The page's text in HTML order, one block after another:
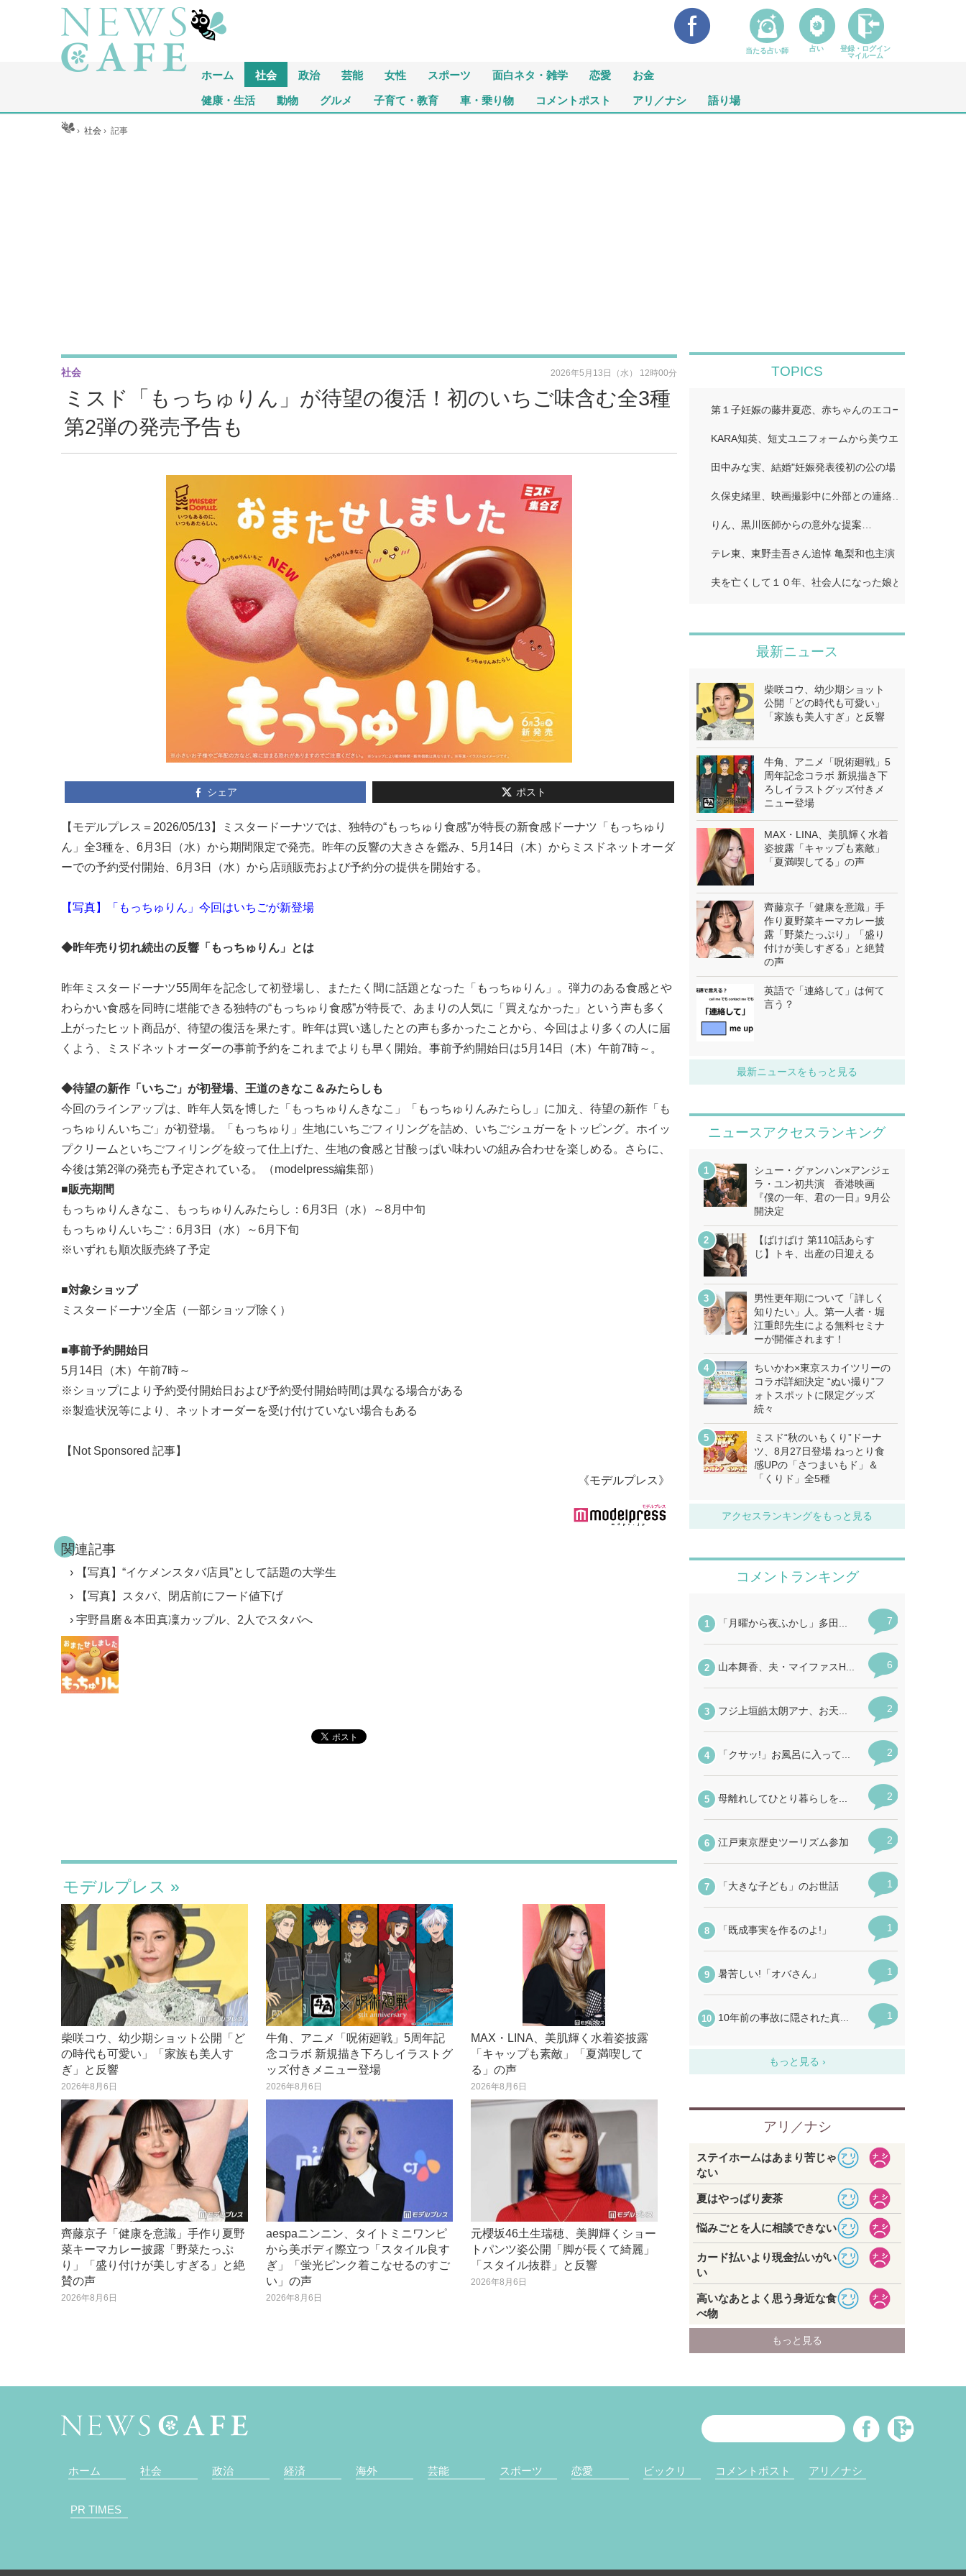
ホーム 社会 政治 芸能 女性 スポーツ 面白ネタ・雑学 恋愛 お金
健康・生活 動物 グルメ 子育て・教育 車・乗り物 コメントポスト アリ／ナシ 語り場
ホーム ›社会 ›記事
ミスド「もっちゅりん」が待望の復活！初のいちご味含む全3種
第2弾の発売予告も
社会 2026年5月13日（水） 12時00分
シェア ポスト
【モデルプレス＝2026/05/13】ミスタードーナツでは、独特の“もっちゅり食感”が特長の新食感ドーナツ「もっちゅり
ん」全3種を、6月3日（水）から期間限定で発売。昨年の反響の大きさを鑑み、5月14日（木）からミスドネットオーダ
ーでの予約受付開始、6月3日（水）から店頭販売および予約分の提供を開始する。
【写真】「もっちゅりん」今回はいちごが新登場
◆昨年売り切れ続出の反響「もっちゅりん」とは
昨年ミスタードーナツ55周年を記念して初登場し、またたく間に話題となった「もっちゅりん」。弾力のある食感とや
わらかい食感を同時に堪能できる独特の“もっちゅり食感”が特長で、あまりの人気に「買えなかった」という声も多く
上がったヒット商品が、待望の復活を果たす。昨年は買い逃したとの声も多かったことから、今回はより多くの人に届
くよう、ミスドネットオーダーの事前予約をこれまでよりも早く開始。事前予約開始日は5月14日（木）午前7時～。
◆待望の新作「いちご」が初登場、王道のきなこ＆みたらしも
今回のラインアップは、昨年人気を博した「もっちゅりんきなこ」「もっちゅりんみたらし」に加え、待望の新作「も
っちゅりんいちご」が初登場。「もっちゅり」生地にいちごフィリングを詰め、いちごシュガーをトッピング。ホイッ
プクリームといちごフィリングを絞って仕上げた、生地の食感と甘酸っぱい味わいの組み合わせを楽しめる。さらに、
今後は第2弾の発売も予定されている。（modelpress編集部）
■販売期間
もっちゅりんきなこ、もっちゅりんみたらし：6月3日（水）～8月中旬
もっちゅりんいちご：6月3日（水）～6月下旬
※いずれも順次販売終了予定
■対象ショップ
ミスタードーナツ全店（一部ショップ除く）
■事前予約開始日
5月14日（木）午前7時～
※ショップにより予約受付開始日および予約受付開始時間は異なる場合がある
※製造状況等により、ネットオーダーを受け付けていない場合もある
【Not Sponsored 記事】
《モデルプレス》
関連記事
【写真】“イケメンスタバ店員”として話題の大学生
【写真】スタバ、閉店前にフード値下げ
宇野昌磨＆本田真凜カップル、2人でスタバへ
モデルプレス
柴咲コウ、幼少期ショット公開「ど
の時代も可愛い」「家族も美人す
ぎ」と反響
2026年8月6日
牛角、アニメ「呪術廻戦」5周年記
念コラボ 新規描き下ろしイラストグ
ッズ付きメニュー登場
2026年8月6日
MAX・LINA、美肌輝く水着姿披露
「キャップも素敵」「夏満喫して
る」の声
2026年8月6日
齊藤京子「健康を意識」手作り夏野
菜キーマカレー披露「野菜たっぷ
り」「盛り付けが美しすぎる」と絶
賛の声
2026年8月6日
aespaニンニン、タイトミニワンピ
から美ボディ際立つ「スタイル良す
ぎ」「蛍光ピンク着こなせるのすご
い」の声
2026年8月6日
元櫻坂46土生瑞穂、美脚輝くショー
トパンツ姿公開「脚が長くて綺麗」
「スタイル抜群」と反響
2026年8月6日
TOPICS
第１子妊娠の藤井夏恋、赤ちゃんのエコー写真公開「
KARA知英、短丈ユニフォームから美ウエストちらり
田中みな実、結婚"妊娠発表後初の公の場 WEST.重岡
久保史緒里、映画撮影中に外部との連絡…
りん、黒川医師からの意外な提案…
テレ東、東野圭吾さん追悼 亀梨和也主演「東野圭吾 手
夫を亡くして１０年、社会人になった娘とふたり暮ら
最新ニュース
柴咲コウ、幼少期ショット
公開「どの時代も可愛い」
「家族も美人すぎ」と反響
牛角、アニメ「呪術廻戦」5
周年記念コラボ 新規描き下
ろしイラストグッズ付きメ
ニュー登場
MAX・LINA、美肌輝く水着
姿披露「キャップも素敵」
「夏満喫してる」の声
齊藤京子「健康を意識」手
作り夏野菜キーマカレー披
露「野菜たっぷり」「盛り
付けが美しすぎる」と絶賛
の声
英語で「連絡して」は何て
言う？
最新ニュースをもっと見る
ニュースアクセスランキング
シュー・グァンハン×アンジェ
ラ・ユン初共演 香港映画
『僕の一年、君の一日』9月公
開決定
【ばけばけ 第110話あらす
じ】トキ、出産の日迎える
男性更年期について「詳しく
知りたい」人。第一人者・堀
江重郎先生による無料セミナ
ーが開催されます！
ちいかわ×東京スカイツリーの
コラボ詳細決定 “ぬい撮り”フ
ォトスポットに限定グッズ
続々
ミスド“秋のいもくり”ドーナ
ツ、8月27日登場 ねっとり食
感UPの「さつまいもド」＆
「くりド」全5種
アクセスランキングをもっと見る
ホーム 社会 政治 経済 海外 芸能 スポーツ 恋愛 ビックリ コメントポスト アリ／ナシ
PR TIMES
当たる占い師 占い
登録・ログイン
マイルーム